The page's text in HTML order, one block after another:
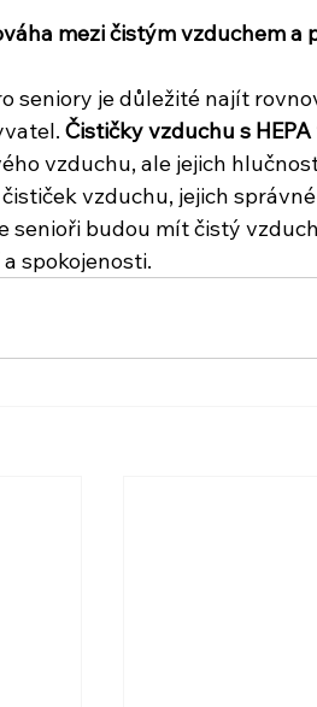
mezi čistým vzduchem a
seniory je důležité najít
Čističky vzduchu s
vzduchu, ale jejich
vzduchu, jejich
senioři budou mít čistý
spokojenosti.